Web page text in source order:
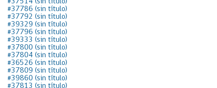
#37786 (sin título)
#37792 (sin título)
#39329 (sin título)
#37796 (sin título)
#39333 (sin título)
#37800 (sin título)
#37804 (sin título)
#36526 (sin título)
#37809 (sin título)
#39860 (sin título)
#37813 (sin título)